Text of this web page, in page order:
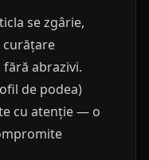
se zgârie,
curățare
abrazivi.
de podea)
cu atenție — o